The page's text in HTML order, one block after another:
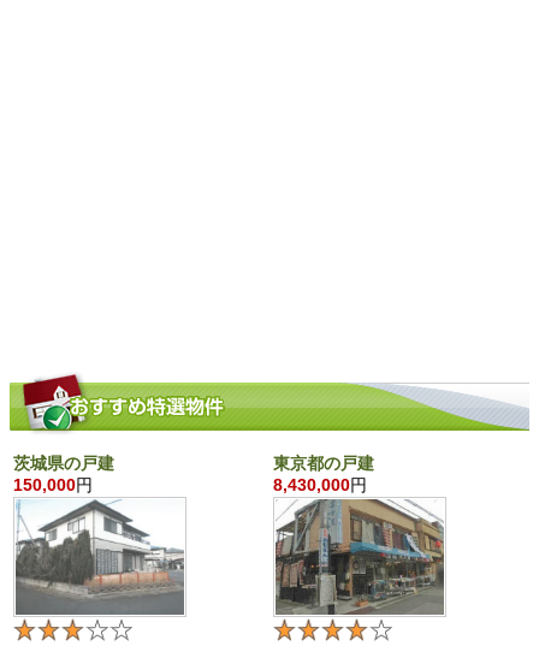
茨城県の戸建
150,000円
東京都の戸建
8,430,000円